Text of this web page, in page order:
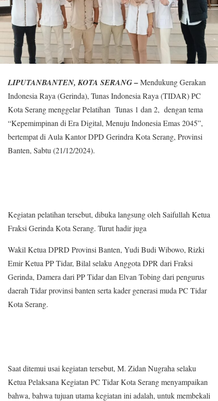
LIPUTANBANTEN, KOTA SERANG –Mendukung Gerakan
Indonesia Raya (Gerinda), Tunas Indonesia Raya (TIDAR) PC
Kota Serang menggelar Pelatihan Tunas 1 dan 2, dengan tema
“Kepemimpinan di Era Digital, Menuju Indonesia Emas 2045”,
bertempat di Aula Kantor DPD Gerindra Kota Serang, Provinsi
Banten, Sabtu (21/12/2024).
Kegiatan pelatihan tersebut, dibuka langsung oleh Saifullah Ketua
Fraksi Gerinda Kota Serang. Turut hadir juga
Wakil Ketua DPRD Provinsi Banten, Yudi Budi Wibowo, Rizki
Emir Ketua PP Tidar, Bilal selaku Anggota DPR dari Fraksi
Gerinda, Damera dari PP Tidar dan Elvan Tobing dari pengurus
daerah Tidar provinsi banten serta kader generasi muda PC Tidar
Kota Serang.
Saat ditemui usai kegiatan tersebut, M. Zidan Nugraha selaku
Ketua Pelaksana Kegiatan PC Tidar Kota Serang menyampaikan
bahwa, bahwa tujuan utama kegiatan ini adalah, untuk membekali